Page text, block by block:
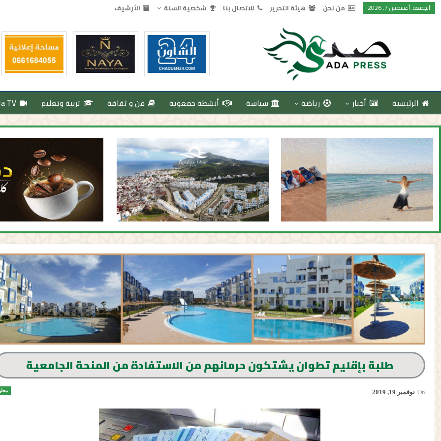
الجمعة, أغسطس 7, 2026 من نحن هيئة التحرير للاتصال بنا شخصية السنة الأرشيف
الرئيسية أخبار رياضة سياسة أنشطة جمعوية فن و ثقافة تربية وتعليم TV
طلبة بإقليم تطوان يشتكون حرمانهم من الاستفادة من المنحة الجامعية
On نوفمبر 19, 2019